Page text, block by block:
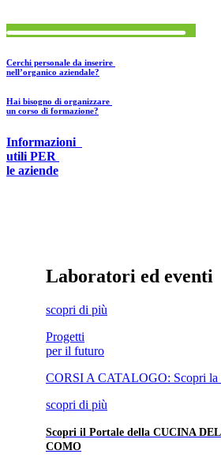
Cerchi personale da inserire
nell’organico aziendale?
Hai bisogno di organizzare
un corso di formazione?
Informazioni
utili PER
le aziende
Laboratori ed eventi
scopri di più
Progetti
per il futuro
CORSI A CATALOGO: Scopri la
scopri di più
Scopri il Portale della CUCINA
COMO